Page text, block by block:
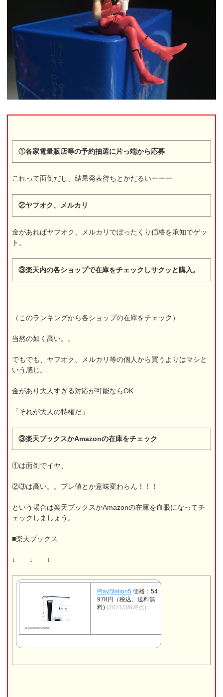
①各家電量販店等の予約抽選に片っ端から応募
これって面倒だし、結果発表待ちとかだるいーーー
②ヤフオク、メルカリ
金があればヤフオク、メルカリでぼったくり価格を承知でゲッ
ト。
③楽天内の各ショップで在庫をチェックしサクッと購入。
（このランキングから各ショップの在庫をチェック）
当然の如く高い。。
でもでも、ヤフオク、メルカリ等の個人から買うよりはマシと
いう感じ。
金があり大人すぎる対応が可能ならOK
「それが大人の特権だ」
③楽天ブックスかAmazonの在庫をチェック
①は面倒でイヤ、
②③は高い。。プレ値とか意味変わらん！！！
という場合は楽天ブックスかAmazonの在庫を血眼になってチ
ェックしましょう。
■楽天ブックス
↓ ↓ ↓
PlayStation5 価格：54
978円（税込、送料無
料) (2021/3/6時点)